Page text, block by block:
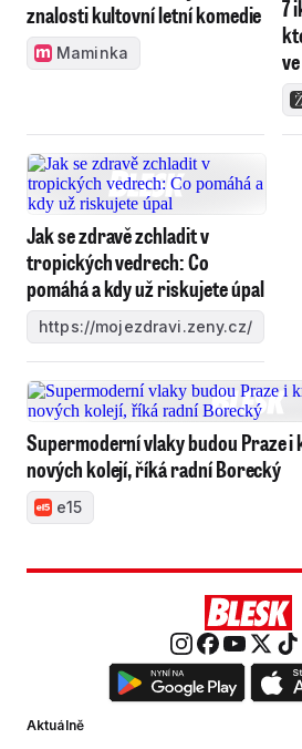
znalosti kultovní letní komedie
Maminka
7
Jak se zdravě zchladit v
tropických vedrech: Co
pomáhá a kdy už riskujete úpal
https://mojezdravi.zeny.cz/
Supermoderní vlaky budou Praze i
nových kolejí, říká radní Borecký
e15
Aktuálně